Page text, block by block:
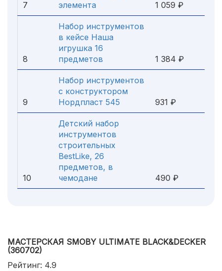
7
элемента
1 059 ₽
8
Набор инструментов
в кейсе Наша
игрушка 16
предметов
1 384 ₽
9
Набор инструментов
с конструктором
Нордпласт 545
931 ₽
10
Детский набор
инструментов
строительных
BestLike, 26
предметов, в
чемодане
490 ₽
МАСТЕРСКАЯ SMOBY ULTIMATE BLACK&DECKER
(360702)
Рейтинг: 4.9